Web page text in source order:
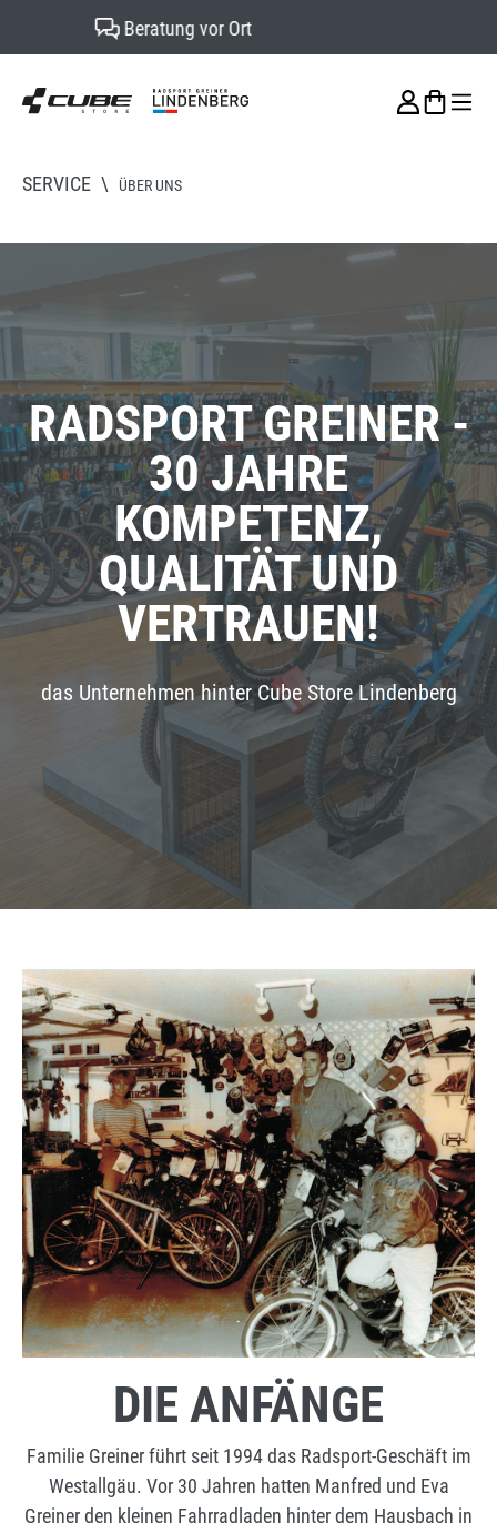
springen Werkstattservice
SERVICE \ ÜBER UNS
RADSPORT GREINER -
30 JAHRE
KOMPETENZ,
QUALITÄT UND
VERTRAUEN!
das Unternehmen hinter Cube Store Lindenberg
DIE ANFÄNGE
Familie Greiner führt seit 1994 das Radsport-Geschäft im
Westallgäu. Vor 30 Jahren hatten Manfred und Eva
Greiner den kleinen Fahrradladen hinter dem Hausbach in